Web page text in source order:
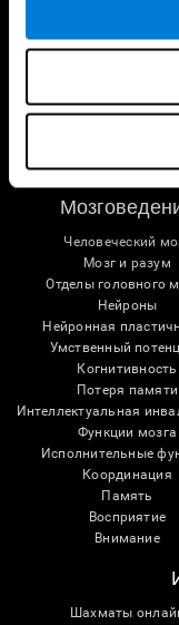
Человеческий
Мозг и разум
Отделы головного
Нейроны
Нейронная
Умственный
Когнитивность
Потеря памяти
Интеллектуальная
Функции мозга
Исполнительные
Координация
Память
Восприятие
Внимание
Шахматы